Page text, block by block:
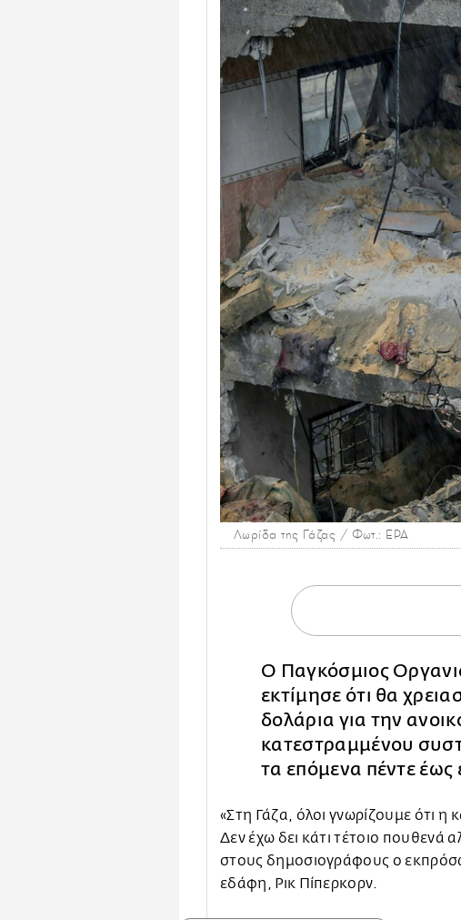
Λωρίδα της Γάζας / Φωτ.: ΕΡΑ
Ο Παγκόσμιος
εκτίμησε ότι θα
δολάρια για την
κατεστραμμένου
τα επόμενα πέντε έως
«Στη Γάζα, όλοι γνωρίζουμε ότι η
Δεν έχω δει κάτι τέτοιο
στους δημοσιογράφους ο
εδάφη, Ρικ Πίπερκορν.